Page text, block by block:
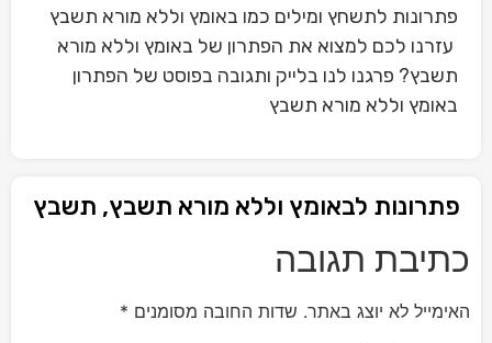
פתרונות לתשחץ ומילים כמו באומץ וללא מורא תשבץ
עזרנו לכם למצוא את הפתרון של באומץ וללא מורא
תשבץ? פרגנו לנו בלייק ותגובה בפוסט של הפתרון
באומץ וללא מורא תשבץ
פתרונות לבאומץ וללא מורא תשבץ, תשבץ
כתיבת תגובה
האימייל לא יוצג באתר. שדות החובה מסומנים *